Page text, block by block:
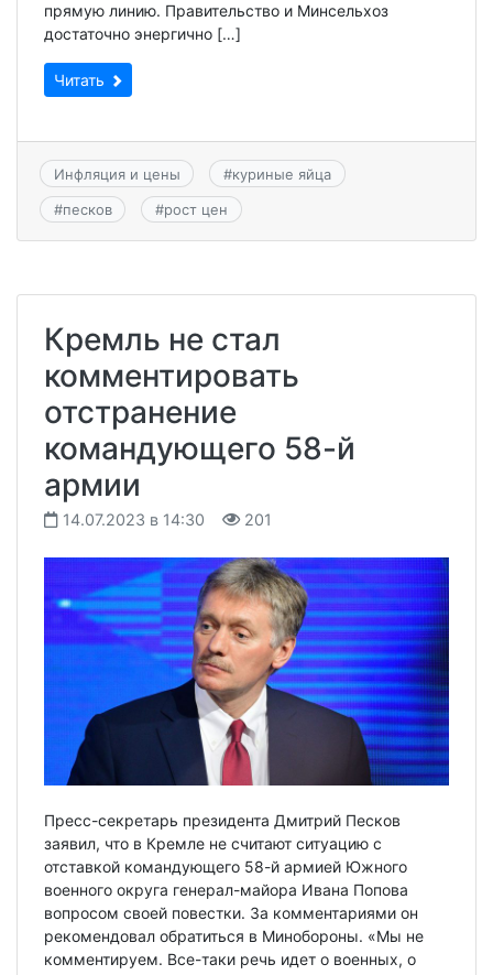
прямую линию. Правительство и Минсельхоз
достаточно энергично […]
Читать
Инфляция и цены #куриные яйца
#песков #рост цен
Кремль не стал
комментировать
отстранение
командующего 58-й
армии
14.07.2023 в 14:30 201
Пресс-секретарь президента Дмитрий Песков
заявил, что в Кремле не считают ситуацию с
отставкой командующего 58-й армией Южного
военного округа генерал-майора Ивана Попова
вопросом своей повестки. За комментариями он
рекомендовал обратиться в Минобороны. «Мы не
комментируем. Все-таки речь идет о военных, о